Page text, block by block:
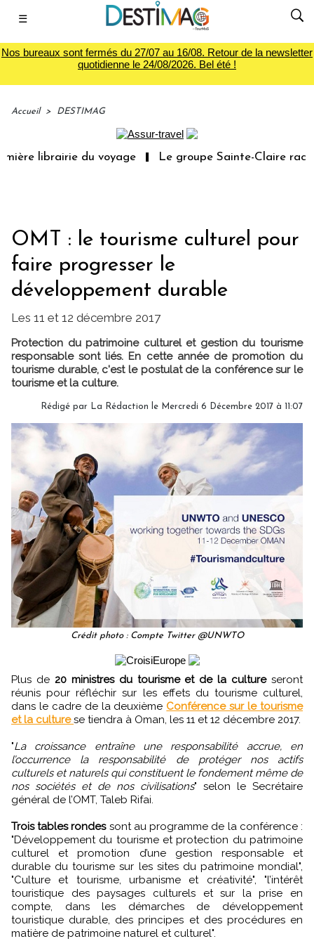
☰
Nos bureaux sont fermés du 27/07 au 16/08. Retour de la newsletter
quotidienne le 24/08/2026. Bel été !
Accueil > DESTIMAG
librairie du voyage Le groupe Sainte-Claire
OMT : le tourisme culturel pour
faire progresser le
développement durable
Les 11 et 12 décembre 2017
Protection du patrimoine culturel et gestion du tourisme
responsable sont liés. En cette année de promotion du
tourisme durable, c'est le postulat de la conférence sur le
tourisme et la culture.
Rédigé par La Rédaction le Mercredi 6 Décembre 2017 à 11:07
Crédit photo : Compte Twitter @UNWTO
Plus de 20 ministres du tourisme et de la cultureseront
réunis pour réfléchir sur les effets du tourisme culturel,
dans le cadre de la deuxième Conférence sur le tourisme
et la culturese tiendra à Oman, les 11 et 12 décembre 2017.
"La croissance entraîne une responsabilité accrue, en
l’occurrence la responsabilité de protéger nos actifs
culturels et naturels qui constituent le fondement même de
nos sociétés et de nos civilisations" selon le Secrétaire
général de l’OMT, Taleb Rifai.
Trois tables rondessont au programme de la conférence :
"Développement du tourisme et protection du patrimoine
culturel et promotion d’une gestion responsable et
durable du tourisme sur les sites du patrimoine mondial",
"Culture et tourisme, urbanisme et créativité", "l’intérêt
touristique des paysages culturels et sur la prise en
compte, dans les démarches de développement
touristique durable, des principes et des procédures en
matière de patrimoine naturel et culturel".